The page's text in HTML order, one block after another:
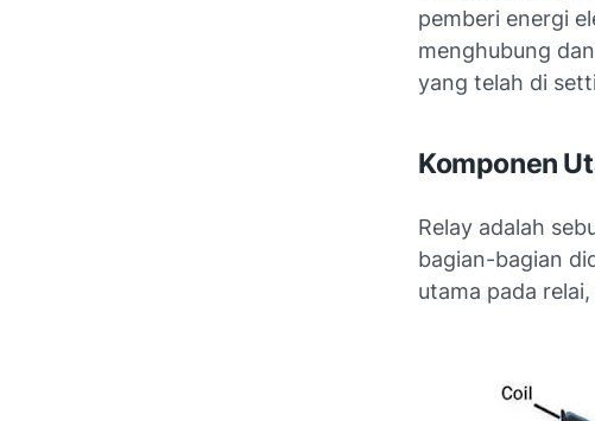
pemberi energi
menghubung
yang telah di
Komponen
Relay adalah
bagian-bagian
utama pada